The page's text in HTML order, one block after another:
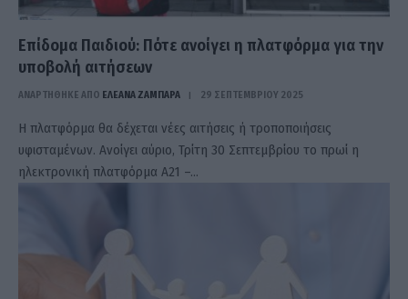
Επίδομα Παιδιού: Πότε ανοίγει η πλατφόρμα για την
υποβολή αιτήσεων
ΑΝΑΡΤΗΘΗΚΕ ΑΠΟ ΕΛΕΑΝΑ ΖΑΜΠΑΡΑ 29 ΣΕΠΤΕΜΒΡΊΟΥ 2025
Η πλατφόρμα θα δέχεται νέες αιτήσεις ή τροποποιήσεις
υφισταμένων. Ανοίγει αύριο, Τρίτη 30 Σεπτεμβρίου το πρωί η
ηλεκτρονική πλατφόρμα Α21 –…